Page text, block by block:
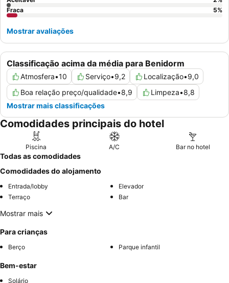
Classificação acima da média para Benidorm
Atmosfera•10 Serviço•9,2 Localização•9,0
Boa relação preço/qualidade•8,9 Limpeza•8,8
Mostrar mais classificações
Fraca
5%
Mostrar avaliações
Comodidades principais do hotel
Piscina A/C Bar no hotel
Todas as comodidades
Comodidades do alojamento
Entrada/lobby
Elevador
Terraço
Bar
Mostrar mais
Para crianças
Berço Parque infantil
Bem-estar
Solário